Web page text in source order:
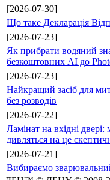
[2026-07-30]
Що таке Декларація
[2026-07-23]
Як прибрати водяний
безкоштовних AI до
[2026-07-23]
Найкращий засіб для
без розводів
[2026-07-22]
Ламінат на вхідні
дивляться на це
[2026-07-21]
Вибираємо